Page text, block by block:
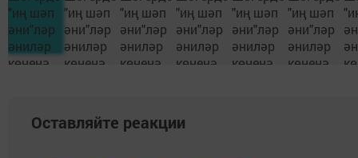
Оставляйте реакции